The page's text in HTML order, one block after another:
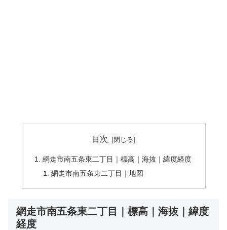
目次
網走市南五条東二丁目｜標高｜海抜｜緯度経度
網走市南五条東二丁目｜地図
網走市南五条東二丁目｜標高｜海抜｜緯度
経度